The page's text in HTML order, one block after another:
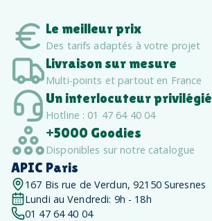
Le meilleur prix
Des tarifs adaptés à votre projet
Livraison sur mesure
Multi-points et partout en France
Un interlocuteur privilégié
Hotline : 01 47 64 40 04
+5000 Goodies
Disponibles sur notre catalogue
APIC Paris
167 Bis rue de Verdun, 92150 Suresnes
Lundi au Vendredi: 9h - 18h
01 47 64 40 04